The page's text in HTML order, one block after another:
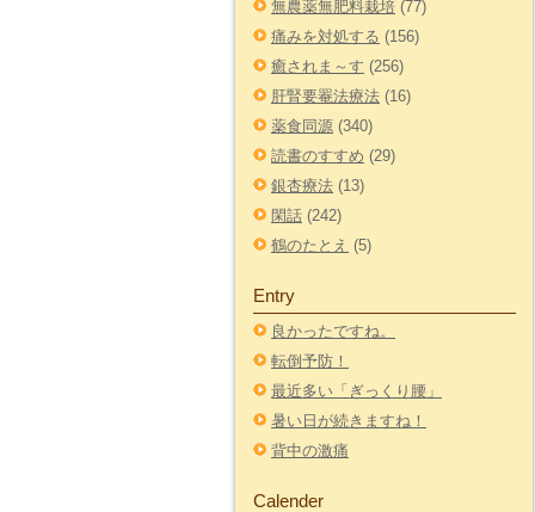
無農薬無肥料栽培 (77)
痛みを対処する (156)
癒されま～す (256)
肝腎要罨法療法 (16)
薬食同源 (340)
読書のすすめ (29)
銀杏療法 (13)
閑話 (242)
鶴のたとえ (5)
Entry
良かったですね。
転倒予防！
最近多い「ぎっくり腰」
暑い日が続きますね！
背中の激痛
Calender